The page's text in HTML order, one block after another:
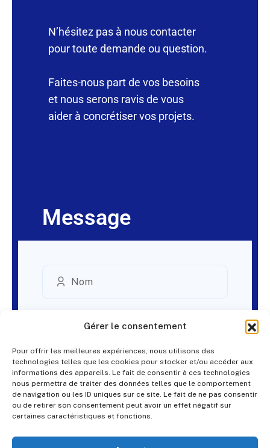
Gérer le consentement
Pour offrir les meilleures expériences, nous utilisons des
technologies telles que les cookies pour stocker et/ou accéder aux
informations des appareils. Le fait de consentir à ces technologies
nous permettra de traiter des données telles que le comportement
de navigation ou les ID uniques sur ce site. Le fait de ne pas consentir
ou de retirer son consentement peut avoir un effet négatif sur
certaines caractéristiques et fonctions.
N’hésitez pas à nous contacter
pour toute demande ou question.
Faites-nous part de vos besoins
et nous serons ravis de vous
aider à concrétiser vos projets.
Message